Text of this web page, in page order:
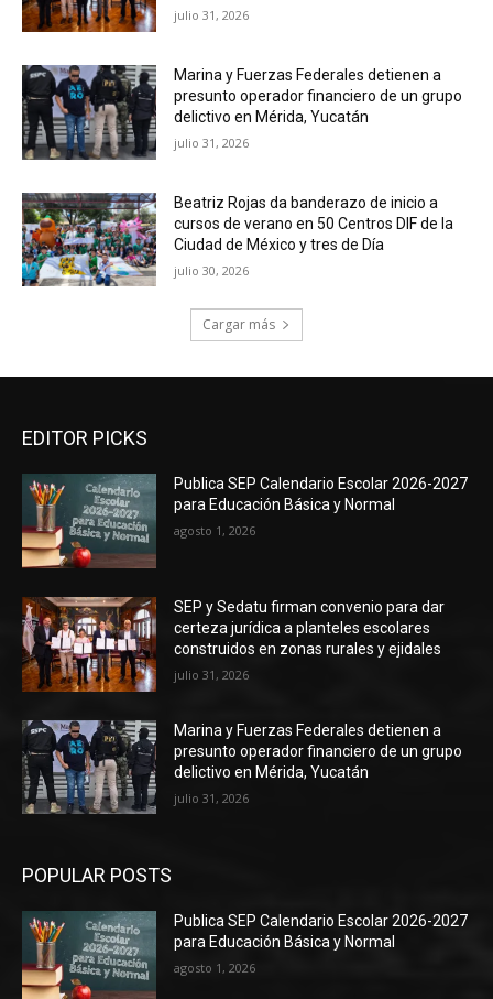
julio 31, 2026
Marina y Fuerzas Federales detienen a
presunto operador financiero de un grupo
delictivo en Mérida, Yucatán
julio 31, 2026
Beatriz Rojas da banderazo de inicio a
cursos de verano en 50 Centros DIF de la
Ciudad de México y tres de Día
julio 30, 2026
Cargar más
EDITOR PICKS
Publica SEP Calendario Escolar 2026-2027
para Educación Básica y Normal
agosto 1, 2026
SEP y Sedatu firman convenio para dar
certeza jurídica a planteles escolares
construidos en zonas rurales y ejidales
julio 31, 2026
Marina y Fuerzas Federales detienen a
presunto operador financiero de un grupo
delictivo en Mérida, Yucatán
julio 31, 2026
POPULAR POSTS
Publica SEP Calendario Escolar 2026-2027
para Educación Básica y Normal
agosto 1, 2026